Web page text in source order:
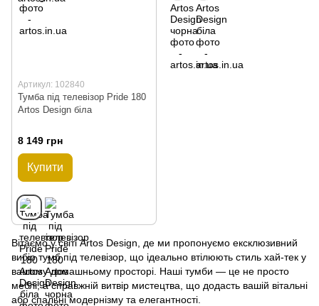
Артикул: 102840
Тумба під телевізор Pride 180
Artos Design біла
8 149 грн
Купити
Вітаємо у світі Artos Design, де ми пропонуємо ексклюзивний
вибір тумб під телевізор, що ідеально втілюють стиль хай-тек у
вашому домашньому просторі. Наші тумби — це не просто
меблі, а справжній витвір мистецтва, що додасть вашій вітальні
або спальні модернізму та елегантності.